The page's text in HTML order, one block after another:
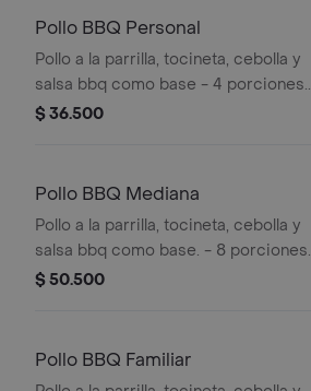
Pepperoncini.
Pollo BBQ Personal
Pollo a la parrilla, tocineta, cebolla y
salsa bbq como base - 4 porciones.
Incluye Salsa de Ajo, Sazonador
$ 36.500
Pollo BBQ Mediana
Pollo a la parrilla, tocineta, cebolla y
salsa bbq como base. - 8 porciones.
Incluye Salsa de Ajo, Sazonador
$ 50.500
Pollo BBQ Familiar